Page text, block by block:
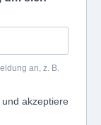
an, z. B.
akzeptiere